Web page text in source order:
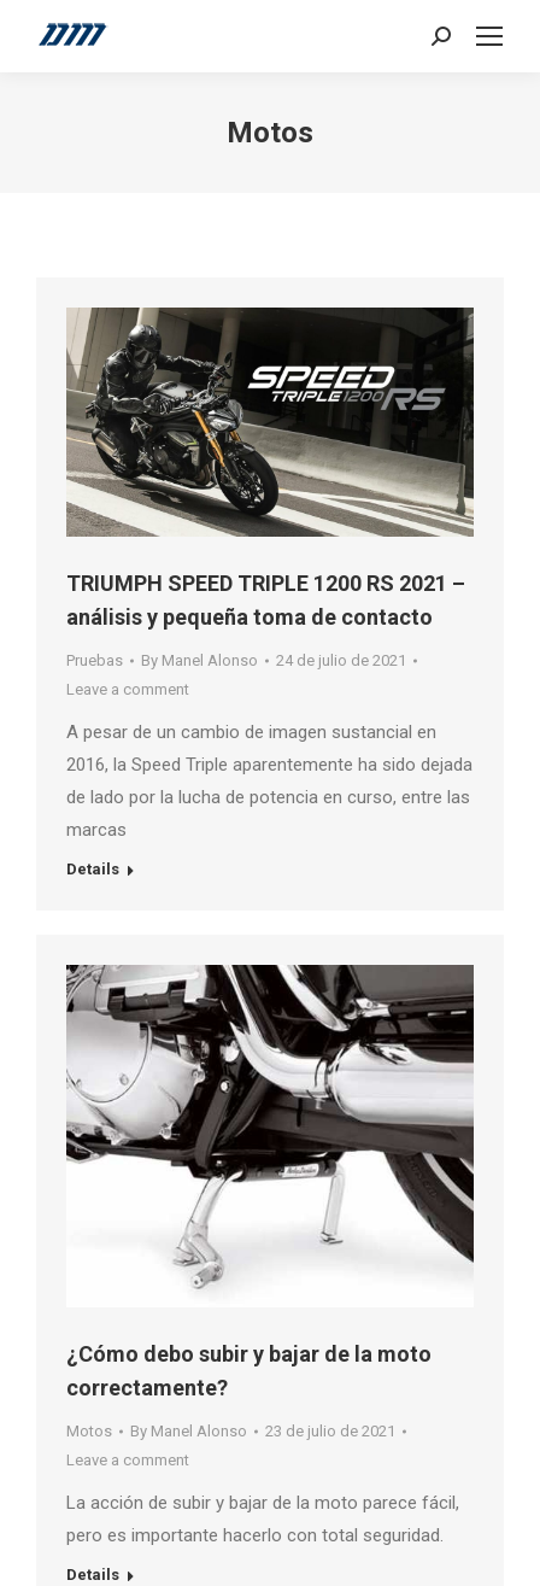
Search:
Motos
TRIUMPH SPEED ​​TRIPLE 1200 RS 2021 –
análisis y pequeña toma de contacto
Pruebas By Manel Alonso
24 de julio de 2021
Leave a comment
A pesar de un cambio de imagen sustancial en
2016, la Speed ​​Triple aparentemente ha sido dejada
de lado por la lucha de potencia en curso, entre las
marcas
Details
¿Cómo debo subir y bajar de la moto
correctamente?
Motos By Manel Alonso
23 de julio de 2021
Leave a comment
La acción de subir y bajar de la moto parece fácil,
pero es importante hacerlo con total seguridad.
Details